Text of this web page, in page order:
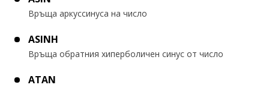
Връща аркуссинуса на число
ASINH
Връща обратния хиперболичен синус от число
ATAN